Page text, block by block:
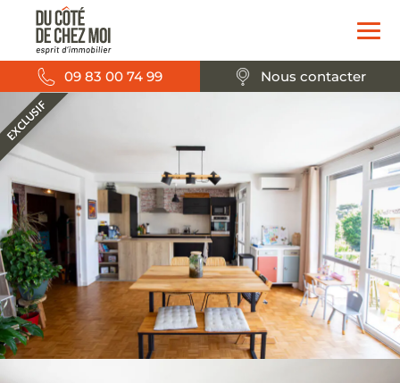
09 83 00 74 99 Nous contacter
EXCLUSIF